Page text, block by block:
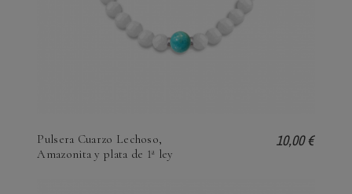
Pulsera Cuarzo Lechoso,
Amazonita y plata de 1ª ley
10,00 €